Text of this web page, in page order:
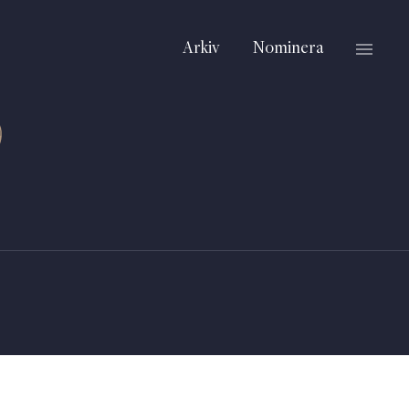
Arkiv Nominera